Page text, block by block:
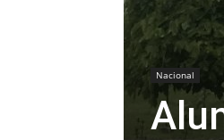
Nacional